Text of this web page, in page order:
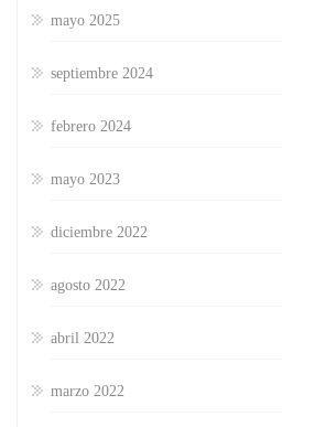
mayo 2025
septiembre 2024
febrero 2024
mayo 2023
diciembre 2022
agosto 2022
abril 2022
marzo 2022